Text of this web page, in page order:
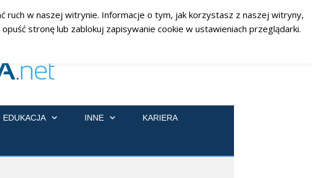
RSS Facebook
Twitter
EDUKACJA INNE KARIERA
ruch w naszej witrynie. Informacje o tym, jak korzystasz z naszej witryny,
stronę lub zablokuj zapisywanie cookie w ustawieniach przeglądarki.